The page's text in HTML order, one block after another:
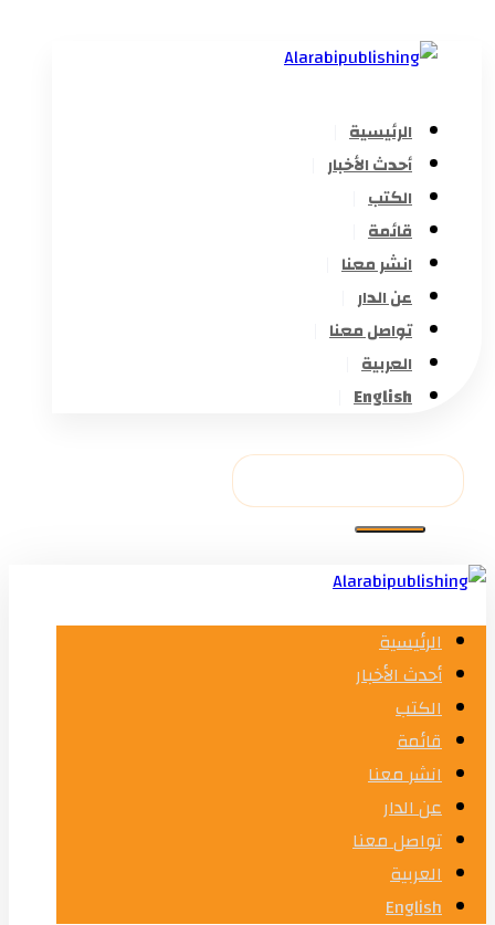
الرئيسية
أحدث الأخبار
الكتب
قائمة
انشر معنا
عن الدار
تواصل معنا
العربية
English
الرئيسية
أحدث الأخبار
الكتب
قائمة
انشر معنا
عن الدار
تواصل معنا
العربية
English